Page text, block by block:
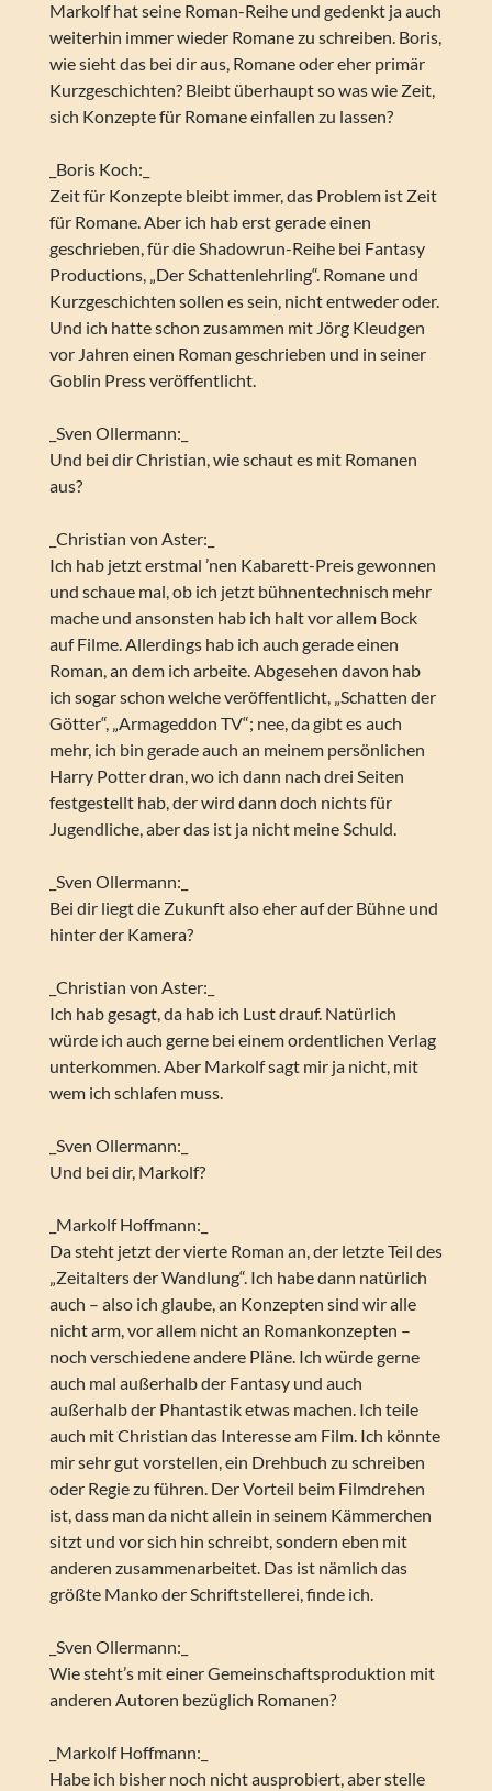
Markolf hat seine Roman-Reihe und gedenkt ja auch
weiterhin immer wieder Romane zu schreiben. Boris,
wie sieht das bei dir aus, Romane oder eher primär
Kurzgeschichten? Bleibt überhaupt so was wie Zeit,
sich Konzepte für Romane einfallen zu lassen?
_Boris Koch:_
Zeit für Konzepte bleibt immer, das Problem ist Zeit
für Romane. Aber ich hab erst gerade einen
geschrieben, für die Shadowrun-Reihe bei Fantasy
Productions, „Der Schattenlehrling“. Romane und
Kurzgeschichten sollen es sein, nicht entweder oder.
Und ich hatte schon zusammen mit Jörg Kleudgen
vor Jahren einen Roman geschrieben und in seiner
Goblin Press veröffentlicht.
_Sven Ollermann:_
Und bei dir Christian, wie schaut es mit Romanen
aus?
_Christian von Aster:_
Ich hab jetzt erstmal ’nen Kabarett-Preis gewonnen
und schaue mal, ob ich jetzt bühnentechnisch mehr
mache und ansonsten hab ich halt vor allem Bock
auf Filme. Allerdings hab ich auch gerade einen
Roman, an dem ich arbeite. Abgesehen davon hab
ich sogar schon welche veröffentlicht, „Schatten der
Götter“, „Armageddon TV“; nee, da gibt es auch
mehr, ich bin gerade auch an meinem persönlichen
Harry Potter dran, wo ich dann nach drei Seiten
festgestellt hab, der wird dann doch nichts für
Jugendliche, aber das ist ja nicht meine Schuld.
_Sven Ollermann:_
Bei dir liegt die Zukunft also eher auf der Bühne und
hinter der Kamera?
_Christian von Aster:_
Ich hab gesagt, da hab ich Lust drauf. Natürlich
würde ich auch gerne bei einem ordentlichen Verlag
unterkommen. Aber Markolf sagt mir ja nicht, mit
wem ich schlafen muss.
_Sven Ollermann:_
Und bei dir, Markolf?
_Markolf Hoffmann:_
Da steht jetzt der vierte Roman an, der letzte Teil des
„Zeitalters der Wandlung“. Ich habe dann natürlich
auch – also ich glaube, an Konzepten sind wir alle
nicht arm, vor allem nicht an Romankonzepten –
noch verschiedene andere Pläne. Ich würde gerne
auch mal außerhalb der Fantasy und auch
außerhalb der Phantastik etwas machen. Ich teile
auch mit Christian das Interesse am Film. Ich könnte
mir sehr gut vorstellen, ein Drehbuch zu schreiben
oder Regie zu führen. Der Vorteil beim Filmdrehen
ist, dass man da nicht allein in seinem Kämmerchen
sitzt und vor sich hin schreibt, sondern eben mit
anderen zusammenarbeitet. Das ist nämlich das
größte Manko der Schriftstellerei, finde ich.
_Sven Ollermann:_
Wie steht’s mit einer Gemeinschaftsproduktion mit
anderen Autoren bezüglich Romanen?
_Markolf Hoffmann:_
Habe ich bisher noch nicht ausprobiert, aber stelle